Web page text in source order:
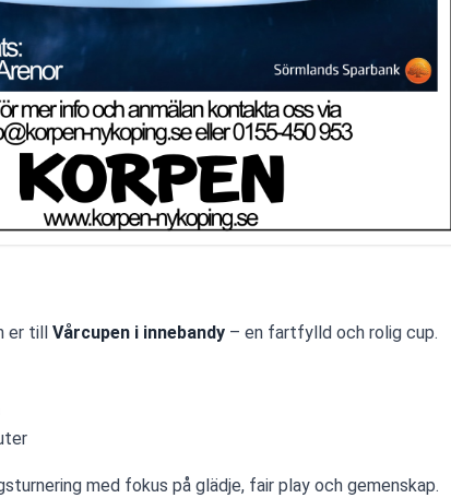
er till Vårcupen i innebandy – en fartfylld och rolig cup.
med fokus på glädje, fair play och gemenskap.